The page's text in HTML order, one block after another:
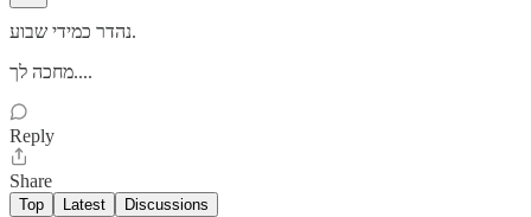
נהדר כמידי שבוע.
מחכה לך....
Reply
Share
Top Latest Discussions